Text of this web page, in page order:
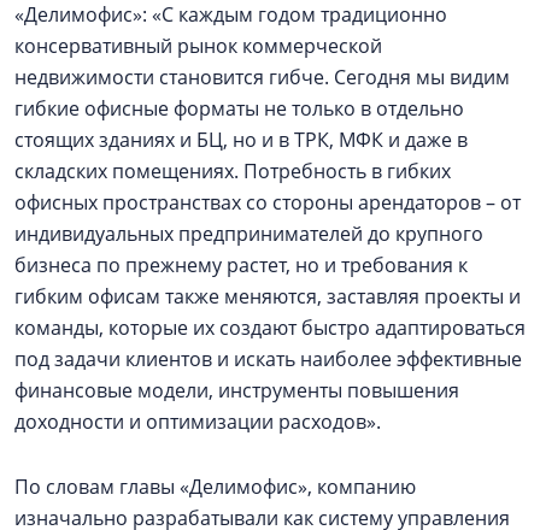
«Делимофис»: «С каждым годом традиционно
консервативный рынок коммерческой
недвижимости становится гибче. Сегодня мы видим
гибкие офисные форматы не только в отдельно
стоящих зданиях и БЦ, но и в ТРК, МФК и даже в
складских помещениях. Потребность в гибких
офисных пространствах со стороны арендаторов – от
индивидуальных предпринимателей до крупного
бизнеса по прежнему растет, но и требования к
гибким офисам также меняются, заставляя проекты и
команды, которые их создают быстро адаптироваться
под задачи клиентов и искать наиболее эффективные
финансовые модели, инструменты повышения
доходности и оптимизации расходов».
По словам главы «Делимофис», компанию
изначально разрабатывали как систему управления